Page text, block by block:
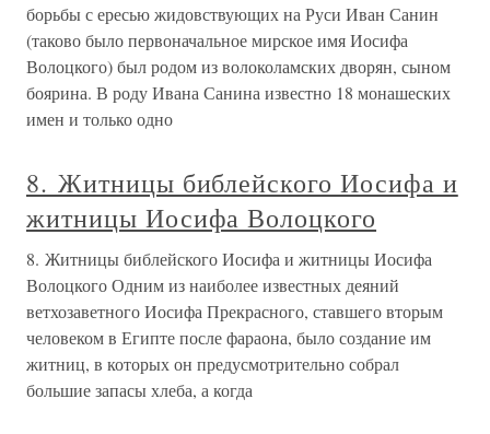
борьбы с ересью жидовствующих на Руси Иван Санин
(таково было первоначальное мирское имя Иосифа
Волоцкого) был родом из волоколамских дворян, сыном
боярина. В роду Ивана Санина известно 18 монашеских
имен и только одно
8. Житницы библейского Иосифа и
житницы Иосифа Волоцкого
8. Житницы библейского Иосифа и житницы Иосифа
Волоцкого Одним из наиболее известных деяний
ветхозаветного Иосифа Прекрасного, ставшего вторым
человеком в Египте после фараона, было создание им
житниц, в которых он предусмотрительно собрал
большие запасы хлеба, а когда